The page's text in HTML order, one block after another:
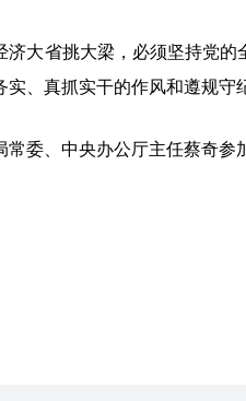
济大省挑大梁，必须坚持党
实、真抓实干的作风和遵规守
常委、中央办公厅主任蔡奇参